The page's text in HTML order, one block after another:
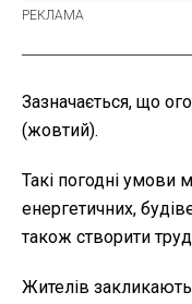
Зазначається, що
(жовтий).
Такі погодні умови
енергетичних,
також створити
Жителів